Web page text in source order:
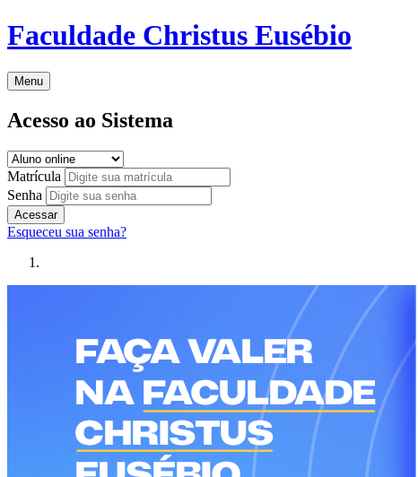
Faculdade Christus Eusébio
Menu
Acesso ao Sistema
Matrícula
Senha
Acessar
Esqueceu sua senha?